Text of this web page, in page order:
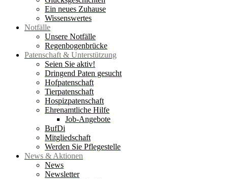
Ein neues Zuhause
Wissenswertes
Notfälle
Unsere Notfälle
Regenbogenbrücke
Patenschaft & Unterstützung
Seien Sie aktiv!
Dringend Paten gesucht
Hofpatenschaft
Tierpatenschaft
Hospizpatenschaft
Ehrenamtliche Hilfe
Job-Angebote
BufDi
Mitgliedschaft
Werden Sie Pflegestelle
News & Aktionen
News
Newsletter